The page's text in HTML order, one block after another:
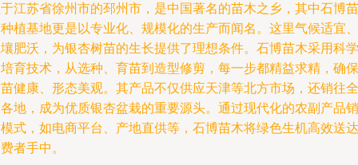
江苏省徐州市的邳州市，是中国著名的苗木之乡，其中石博苗
植基地更是以专业化、规模化的生产而闻名。这里气候适宜、
肥沃，为银杏树苗的生长提供了理想条件。石博苗木采用科学
育技术，从选种、育苗到造型修剪，每一步都精益求精，确保
健康、形态美观。其产品不仅供应天津等北方市场，还销往全
地，成为优质银杏盆栽的重要源头。通过现代化的农副产品销
式，如电商平台、产地直供等，石博苗木将绿色生机高效送达
者手中。